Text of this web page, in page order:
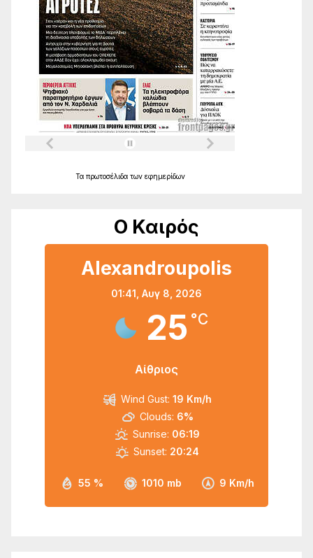
Τα πρωτοσέλιδα των εφημερίδων
Ο Καιρός
Alexandroupolis
01:41, Αυγ 8, 2026
25 °C
Αίθριος
55 % 1010 mb 9 Km/h
Wind Gust: 19 Km/h
Clouds: 6%
Sunrise: 06:19
Sunset: 20:24